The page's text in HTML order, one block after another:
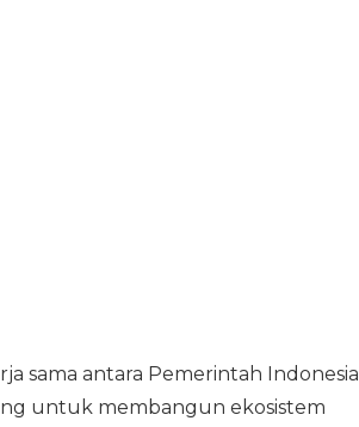
sama antara Pemerintah Indonesia
untuk membangun ekosistem